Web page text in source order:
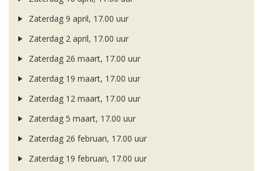
Zaterdag 9 april, 17.00 uur
Zaterdag 2 april, 17.00 uur
Zaterdag 26 maart, 17.00 uur
Zaterdag 19 maart, 17.00 uur
Zaterdag 12 maart, 17.00 uur
Zaterdag 5 maart, 17.00 uur
Zaterdag 26 februari, 17.00 uur
Zaterdag 19 februari, 17.00 uur